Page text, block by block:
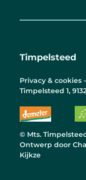
Timpelsteed
Privacy & cookies
Timpelsteed 1,
© Mts.
Ontwerp door
Kijkze